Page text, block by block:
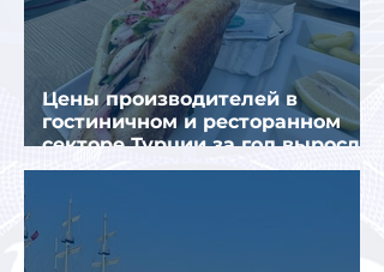
Цены производителей в
гостиничном и ресторанном
секторе Турции за год выросли
почти на 32%